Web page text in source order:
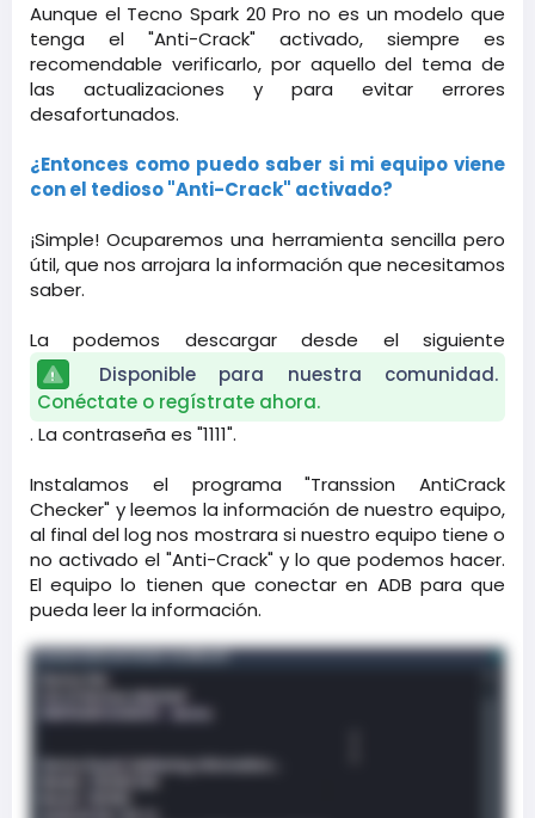
Aunque el Tecno Spark 20 Pro no es un modelo que
tenga el "Anti-Crack" activado, siempre es
recomendable verificarlo, por aquello del tema de
las actualizaciones y para evitar errores
desafortunados.
¿Entonces como puedo saber si mi equipo viene
con el tedioso "Anti-Crack" activado?
¡Simple! Ocuparemos una herramienta sencilla pero
útil, que nos arrojara la información que necesitamos
saber.
La podemos descargar desde el siguiente
Disponible para nuestra comunidad.
Conéctate o regístrate ahora.
. La contraseña es "1111".
Instalamos el programa "Transsion AntiCrack
Checker" y leemos la información de nuestro equipo,
al final del log nos mostrara si nuestro equipo tiene o
no activado el "Anti-Crack" y lo que podemos hacer.
El equipo lo tienen que conectar en ADB para que
pueda leer la información.